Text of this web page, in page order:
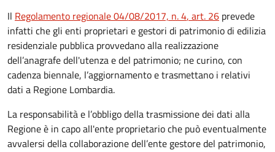
Il Regolamento regionale 04/08/2017, n. 4, art. 26 prevede
infatti che gli enti proprietari e gestori di patrimonio di edilizia
residenziale pubblica provvedano alla realizzazione
dell’anagrafe dell'utenza e del patrimonio; ne curino, con
cadenza biennale, l’aggiornamento e trasmettano i relativi
dati a Regione Lombardia.
La responsabilità e l’obbligo della trasmissione dei dati alla
Regione è in capo all'ente proprietario che può eventualmente
avvalersi della collaborazione dell’ente gestore del patrimonio,